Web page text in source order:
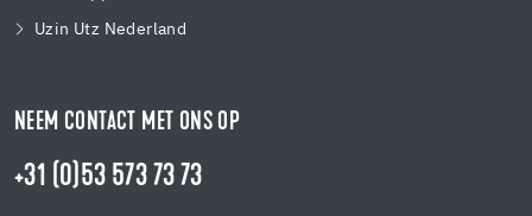
Uzin Utz Nederland
NEEM CONTACT MET ONS OP
+31 (0)53 573 73 73